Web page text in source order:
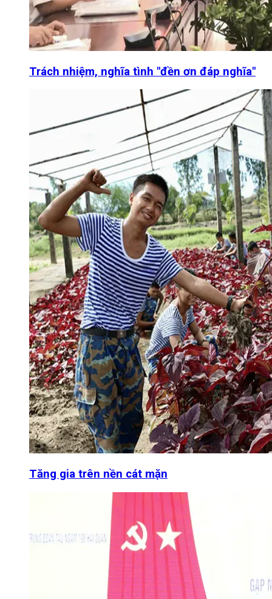
Trách nhiệm, nghĩa tình "đền ơn đáp nghĩa"
Tăng gia trên nền cát mặn